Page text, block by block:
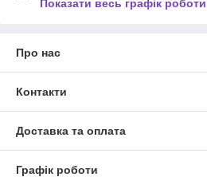
Показати весь графік роботи
Про нас
Контакти
Доставка та оплата
Графік роботи